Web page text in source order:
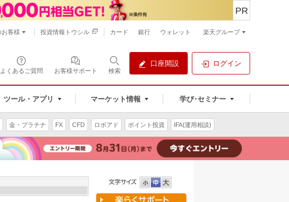
よくあるご質問 お客様サポート 検索
口座開設 ログイン
ツール・アプリ マーケット情報 学び･セミナー
PR
客様 投資情報トウシル カード 銀行 ウォレット 楽天グループ
金・プラチナ FX CFD ロボアド ポイント投資 IFA(運用相談)